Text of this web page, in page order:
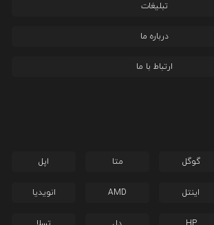
تبلیغات
درباره ما
ارتباط با ما
گوگل متا اپل
اینتل AMD انویدیا